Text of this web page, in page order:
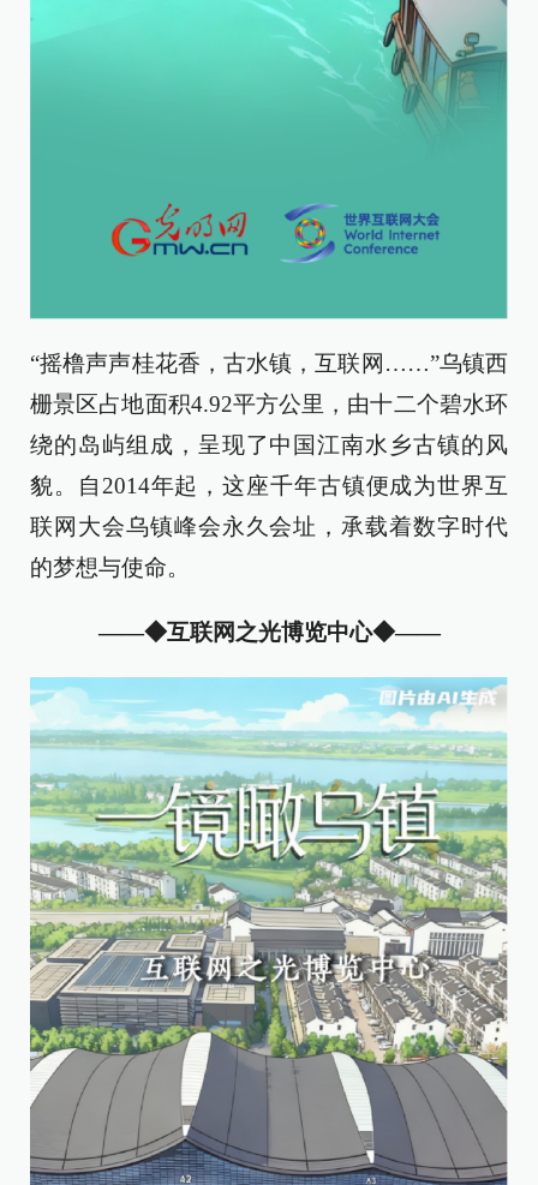
“摇橹声声桂花香，古水镇，互联网……”乌镇西
栅景区占地面积4.92平方公里，由十二个碧水环
绕的岛屿组成，呈现了中国江南水乡古镇的风
貌。自2014年起，这座千年古镇便成为世界互
联网大会乌镇峰会永久会址，承载着数字时代
的梦想与使命。
——◆互联网之光博览中心◆——